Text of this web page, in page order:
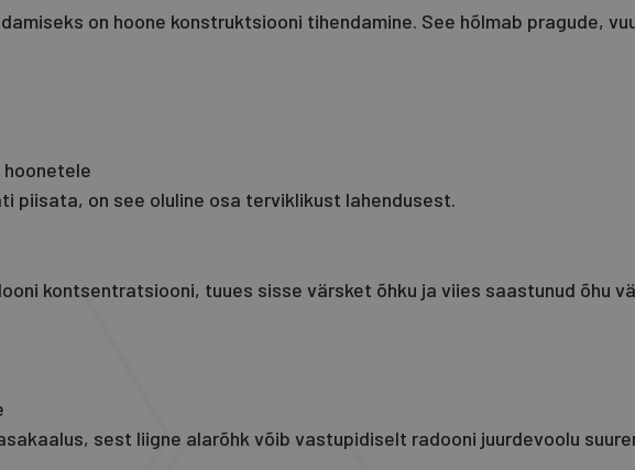
on hoone konstruktsiooni tihendamine. See hõlmab pragude,
piisata, on see oluline osa terviklikust lahendusest.
kontsentratsiooni, tuues sisse värsket õhku ja viies saastunud õhu
sest liigne alarõhk võib vastupidiselt radooni juurdevoolu